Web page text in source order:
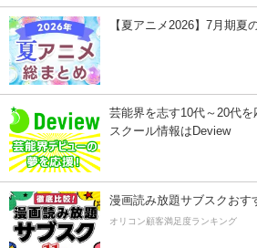
【夏アニメ2026】7月期夏
芸能界を志す10代～20代を
スクール情報はDeview
漫画読み放題サブスクおす
オリコン顧客満足度ランキング